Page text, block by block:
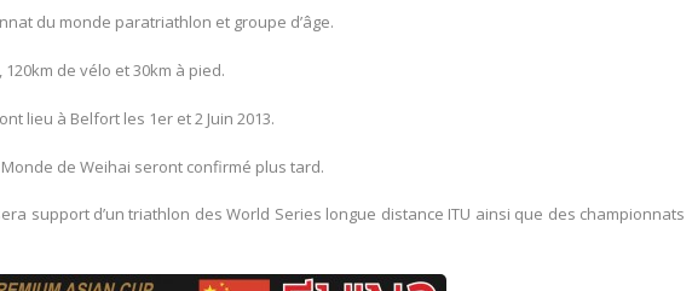
du monde paratriathlon et groupe d’âge.
de vélo et 30km à pied.
lieu à Belfort les 1er et 2 Juin 2013.
de Weihai seront confirmé plus tard.
support d’un triathlon des World Series longue distance ITU ainsi que des championnats